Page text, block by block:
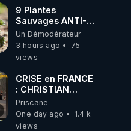
carbone.
9 Plantes
Sauvages ANTI-
FAMINE: ces
Ressources
Haies
Un Démodérateur
3 hours ago
75
views
CRISE en FRANCE
: CHRISTIAN
COTTEN FAIT une
étrange
découverte
Priscane
One day ago
1.4 k
views